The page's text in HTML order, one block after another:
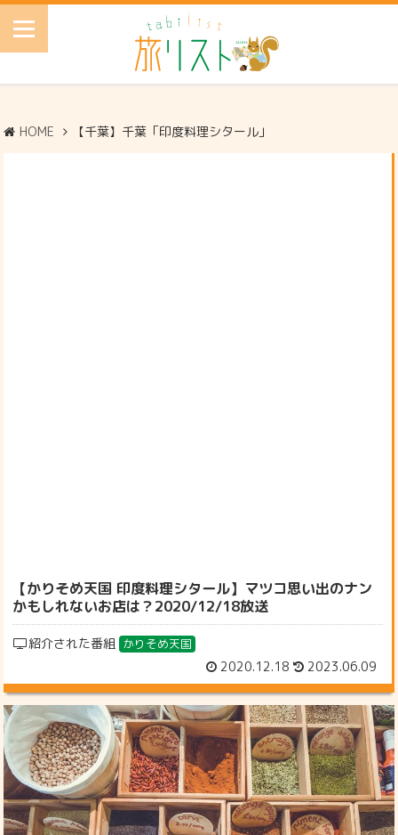
HOME 【千葉】千葉「印度料理シタール」
【かりそめ天国 印度料理シタール】マツコ思い出のナン
かもしれないお店は？2020/12/18放送
紹介された番組 かりそめ天国
2020.12.18 2023.06.09